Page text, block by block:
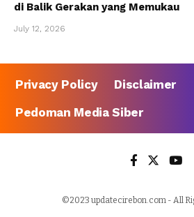
di Balik Gerakan yang Memukau
July 12, 2026
Privacy Policy
Disclaimer
Pedoman Media Siber
©2023 updatecirebon.com - All